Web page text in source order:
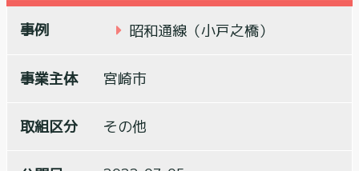
昭和通線（小戸之橋）
宮崎市
その他